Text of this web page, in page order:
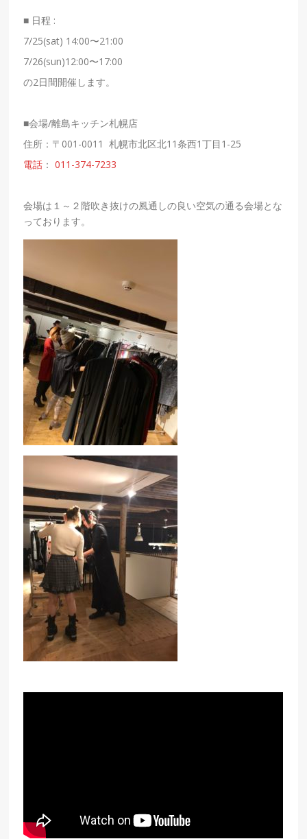
■ 日程 :
7/25(sat) 14:00〜21:00
7/26(sun)12:00〜17:00
の2日間開催します。
■会場/離島キッチン札幌店
住所：〒001-0011 札幌市北区北11条西1丁目1-25
電話 ：011-374-7233
会場は１～２階吹き抜けの風通しの良い空気の通る会場とな
っております。